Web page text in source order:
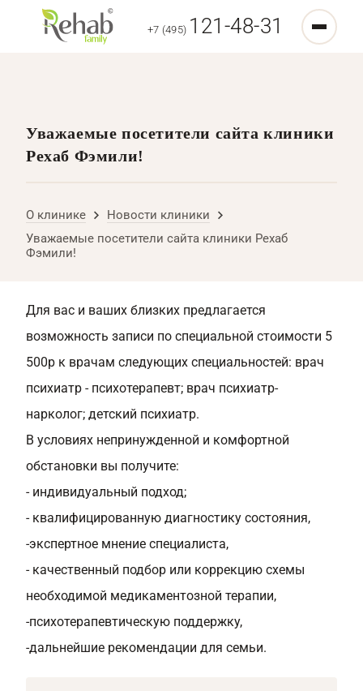
+7 (495) 121-48-31
Уважаемые посетители сайта клиники
Рехаб Фэмили!
О клинике
Новости клиники
Уважаемые посетители сайта клиники Рехаб
Фэмили!
Для вас и ваших близких предлагается
возможность записи по специальной стоимости 5
500р к врачам следующих специальностей: врач
психиатр - психотерапевт; врач психиатр-
нарколог; детский психиатр.
В условиях непринужденной и комфортной
обстановки вы получите:
- индивидуальный подход;
- квалифицированную диагностику состояния,
-экспертное мнение специалиста,
- качественный подбор или коррекцию схемы
необходимой медикаментозной терапии,
-психотерапевтическую поддержку,
-дальнейшие рекомендации для семьи.